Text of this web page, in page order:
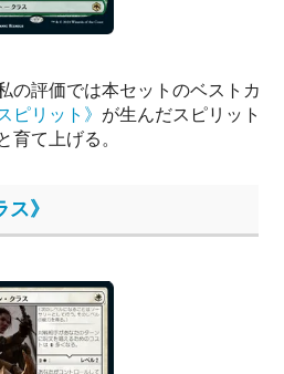
の評価では本セットのベストカ
ピリット》 が生んだスピリット
育て上げる。
》